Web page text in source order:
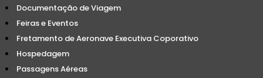
Documentação de Viagem
Feiras e Eventos
Fretamento de Aeronave Executiva Coporativo
Hospedagem
Passagens Aéreas